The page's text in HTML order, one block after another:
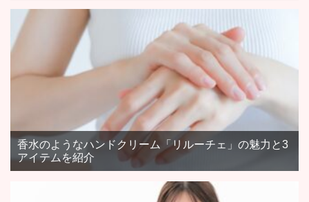
香水のようなハンドクリーム「リルーチェ」の魅力と3
アイテムを紹介